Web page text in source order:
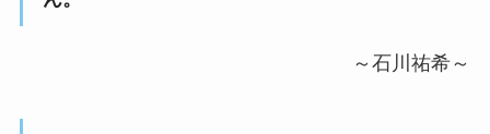
～石川祐希～